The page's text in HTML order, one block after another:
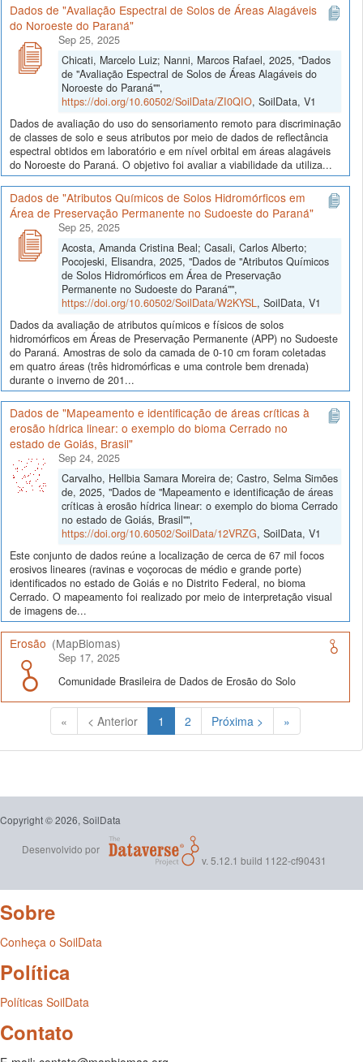
Dados de "Avaliação Espectral de Solos de Áreas Alagáveis
do Noroeste do Paraná"
Sep 25, 2025
Chicati, Marcelo Luiz; Nanni, Marcos Rafael, 2025, "Dados
de "Avaliação Espectral de Solos de Áreas Alagáveis do
Noroeste do Paraná"",
https://doi.org/10.60502/SoilData/ZI0QIO, SoilData, V1
Dados de avaliação do uso do sensoriamento remoto para discriminação
de classes de solo e seus atributos por meio de dados de reflectância
espectral obtidos em laboratório e em nível orbital em áreas alagáveis
do Noroeste do Paraná. O objetivo foi avaliar a viabilidade da utiliza...
Dados de "Atributos Químicos de Solos Hidromórficos em
Área de Preservação Permanente no Sudoeste do Paraná"
Sep 25, 2025
Acosta, Amanda Cristina Beal; Casali, Carlos Alberto;
Pocojeski, Elisandra, 2025, "Dados de "Atributos Químicos
de Solos Hidromórficos em Área de Preservação
Permanente no Sudoeste do Paraná"",
https://doi.org/10.60502/SoilData/W2KYSL, SoilData, V1
Dados da avaliação de atributos químicos e físicos de solos
hidromórficos em Áreas de Preservação Permanente (APP) no Sudoeste
do Paraná. Amostras de solo da camada de 0-10 cm foram coletadas
em quatro áreas (três hidromórficas e uma controle bem drenada)
durante o inverno de 201...
Dados de "Mapeamento e identificação de áreas críticas à
erosão hídrica linear: o exemplo do bioma Cerrado no
estado de Goiás, Brasil"
Sep 24, 2025
Carvalho, Hellbia Samara Moreira de; Castro, Selma Simões
de, 2025, "Dados de "Mapeamento e identificação de áreas
críticas à erosão hídrica linear: o exemplo do bioma Cerrado
no estado de Goiás, Brasil"",
https://doi.org/10.60502/SoilData/12VRZG, SoilData, V1
Este conjunto de dados reúne a localização de cerca de 67 mil focos
erosivos lineares (ravinas e voçorocas de médio e grande porte)
identificados no estado de Goiás e no Distrito Federal, no bioma
Cerrado. O mapeamento foi realizado por meio de interpretação visual
de imagens de...
Erosão (MapBiomas)
Sep 17, 2025
Comunidade Brasileira de Dados de Erosão do Solo
« < Anterior 1 (Atual)
2 Próxima > »
Copyright © 2026, SoilData
Desenvolvido por
v. 5.12.1 build 1122-cf90431
Sobre
Conheça o SoilData
Política
Políticas SoilData
Contato